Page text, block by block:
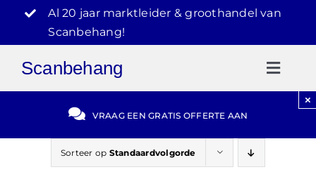
inhoud
Al 20 jaar marktleider & groothandel van
Scanbehang!
Scanbehang
Gratis Offerte
VRAAG EEN GRATIS OFFERTE AAN
×
Sorteer op Standaardvolgorde